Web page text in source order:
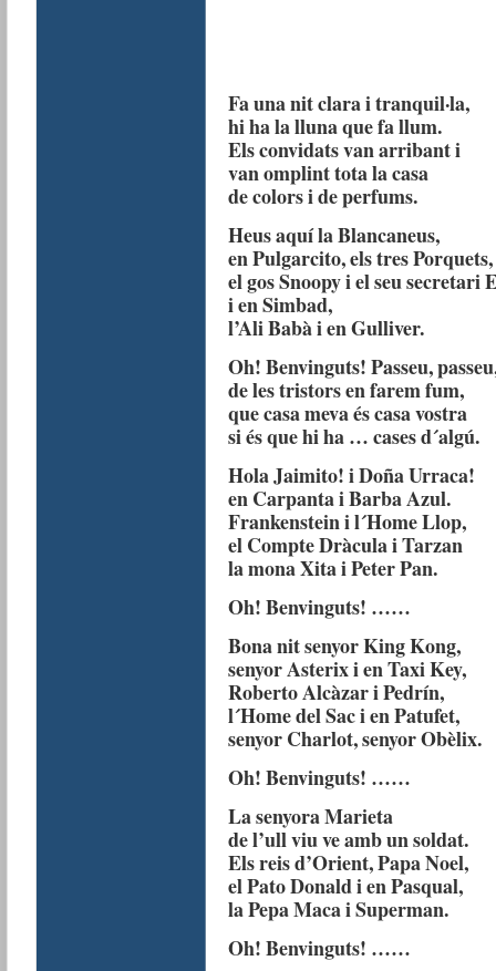
Fa una nit clara i tranquil·la,
hi ha la lluna que fa llum.
Els convidats van arribant i
van omplint tota la casa
de colors i de perfums.
Heus aquí la Blancaneus,
en Pulgarcito, els tres Porquets,
el gos Snoopy i el seu secretari
i en Simbad,
l’Ali Babà i en Gulliver.
Oh! Benvinguts! Passeu,
de les tristors en farem fum,
que casa meva és casa vostra
si és que hi ha … cases d´algú.
Hola Jaimito! i Doña Urraca!
en Carpanta i Barba Azul.
Frankenstein i l´Home Llop,
el Compte Dràcula i Tarzan
la mona Xita i Peter Pan.
Oh! Benvinguts! ……
Bona nit senyor King Kong,
senyor Asterix i en Taxi Key,
Roberto Alcàzar i Pedrín,
l´Home del Sac i en Patufet,
senyor Charlot, senyor Obèlix.
Oh! Benvinguts! ……
La senyora Marieta
de l’ull viu ve amb un soldat.
Els reis d’Orient, Papa Noel,
el Pato Donald i en Pasqual,
la Pepa Maca i Superman.
Oh! Benvinguts! ……